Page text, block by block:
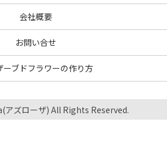
会社概要
お問い合せ
ーブドフラワーの作り方
ズローザ) All Rights Reserved.